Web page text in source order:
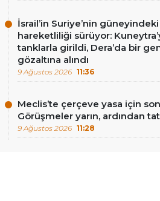
İsrail’in Suriye’nin güneyindeki
hareketliliği sürüyor:
tanklarla girildi, Dera’da bir
gözaltına alındı
9 Ağustos 2026 11:36
Meclis’te çerçeve yasa için
Görüşmeler yarın, ardından
9 Ağustos 2026 11:28